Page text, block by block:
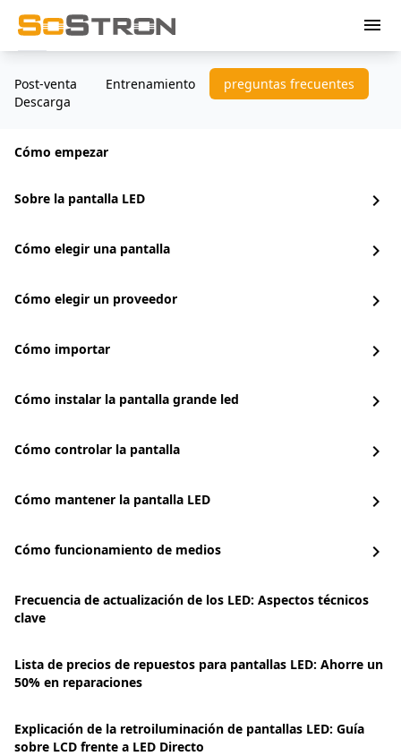
menu
Post-venta Entrenamiento
preguntas frecuentes
Descarga
Cómo empezar
Sobre la pantalla LED chevron_right
Cómo elegir una pantalla chevron_right
Cómo elegir un proveedor chevron_right
Cómo importar chevron_right
Cómo instalar la pantalla grande led chevron_right
Cómo controlar la pantalla chevron_right
Cómo mantener la pantalla LED chevron_right
Cómo funcionamiento de medios chevron_right
Frecuencia de actualización de los LED: Aspectos técnicos
clave
Lista de precios de repuestos para pantallas LED: Ahorre un
50% en reparaciones
Explicación de la retroiluminación de pantallas LED: Guía
sobre LCD frente a LED Directo